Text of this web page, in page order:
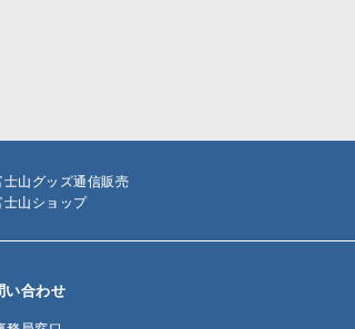
士山グッズ通信販売
士山ショップ
い合わせ